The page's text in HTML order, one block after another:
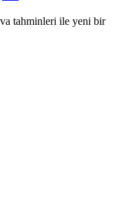
tahminleri ile yeni bir